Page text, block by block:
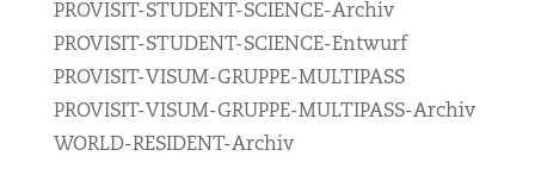
PROVISIT-STUDENT-SCIENCE-Archiv
PROVISIT-STUDENT-SCIENCE-Entwurf
PROVISIT-VISUM-GRUPPE-MULTIPASS
PROVISIT-VISUM-GRUPPE-MULTIPASS-Archiv
WORLD-RESIDENT-Archiv